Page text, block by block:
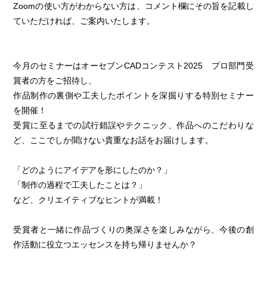
Zoomの使い方がわからない方は、コメント欄にその旨を記載し
ていただければ、ご案内いたします。
今月のセミナーはオーセブンCADコンテスト2025 プロ部門受
賞者の方をご招待し、
作品制作の裏側や工夫したポイントを深掘りする特別セミナー
を開催！
受賞に至るまでの試行錯誤やテクニック、作品へのこだわりな
ど、ここでしか聞けない貴重なお話をお届けします。
「どのようにアイデアを形にしたのか？」
「制作の過程で工夫したことは？」
など、クリエイティブなヒントが満載！
受賞者と一緒に作品づくりの奥深さを楽しみながら、今後の創
作活動に役立つエッセンスを持ち帰りませんか？